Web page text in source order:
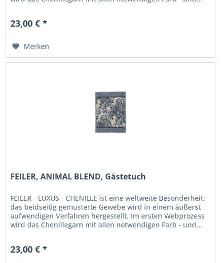
23,00 € *
Merken
FEILER, ANIMAL BLEND, Gästetuch
FEILER - LUXUS - CHENILLE ist eine weltweite Besonderheit:
das beidseitig gemusterte Gewebe wird in einem äußerst
aufwendigen Verfahren hergestellt. Im ersten Webprozess
wird das Chenillegarn mit allen notwendigen Farb - und...
23,00 € *